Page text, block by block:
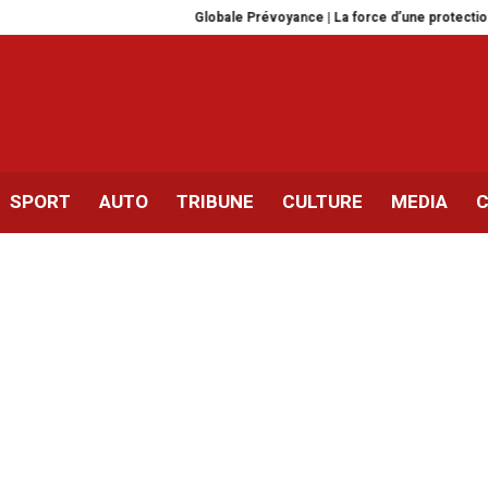
Globale Prévoyance | La force d’une protection complète
SPORT AUTO TRIBUNE CULTURE MEDIA